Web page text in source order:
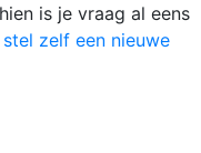
is je vraag al eens
stel zelf een nieuwe